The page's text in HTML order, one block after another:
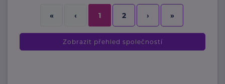
« ‹ 1 2 › »
Zobrazit přehled společností